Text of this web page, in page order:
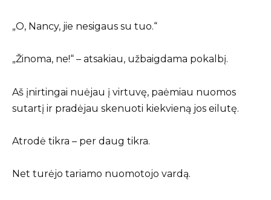
„O, Nancy, jie nesigaus su tuo.“
„Žinoma, ne!“ – atsakiau, užbaigdama pokalbį.
Aš įnirtingai nuėjau į virtuvę, paėmiau nuomos
sutartį ir pradėjau skenuoti kiekvieną jos eilutę.
Atrodė tikra – per daug tikra.
Net turėjo tariamo nuomotojo vardą.